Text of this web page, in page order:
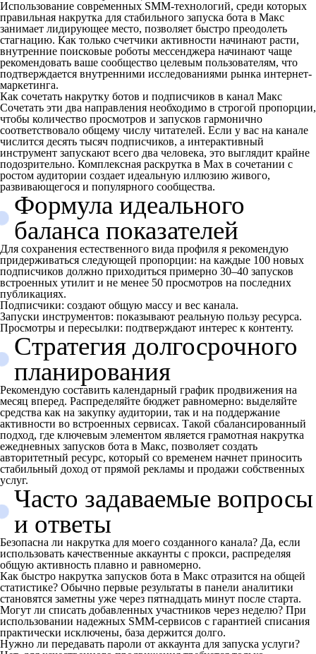
Использование современных SMM-технологий, среди которых
правильная накрутка для стабильного запуска бота в Макс
занимает лидирующее место, позволяет быстро преодолеть
стагнацию. Как только счетчики активности начинают расти,
внутренние поисковые роботы мессенджера начинают чаще
рекомендовать ваше сообщество целевым пользователям, что
подтверждается внутренними исследованиями рынка интернет-
маркетинга.
Как сочетать накрутку ботов и подписчиков в канал Макс
Сочетать эти два направления необходимо в строгой пропорции,
чтобы количество просмотров и запусков гармонично
соответствовало общему числу читателей. Если у вас на канале
числится десять тысяч подписчиков, а интерактивный
инструмент запускают всего два человека, это выглядит крайне
подозрительно. Комплексная раскрутка в Max в сочетании с
ростом аудитории создает идеальную иллюзию живого,
развивающегося и популярного сообщества.
Формула идеального
баланса показателей
Для сохранения естественного вида профиля я рекомендую
придерживаться следующей пропорции: на каждые 100 новых
подписчиков должно приходиться примерно 30–40 запусков
встроенных утилит и не менее 50 просмотров на последних
публикациях.
Подписчики: создают общую массу и вес канала.
Запуски инструментов: показывают реальную пользу ресурса.
Просмотры и пересылки: подтверждают интерес к контенту.
Стратегия долгосрочного
планирования
Рекомендую составить календарный график продвижения на
месяц вперед. Распределяйте бюджет равномерно: выделяйте
средства как на закупку аудитории, так и на поддержание
активности во встроенных сервисах. Такой сбалансированный
подход, где ключевым элементом является грамотная накрутка
ежедневных запусков бота в Макс, позволяет создать
авторитетный ресурс, который со временем начнет приносить
стабильный доход от прямой рекламы и продажи собственных
услуг.
Часто задаваемые вопросы
и ответы
Безопасна ли накрутка для моего созданного канала? Да, если
использовать качественные аккаунты с прокси, распределяя
общую активность плавно и равномерно.
Как быстро накрутка запусков бота в Макс отразится на общей
статистике? Обычно первые результаты в панели аналитики
становятся заметны уже через пятнадцать минут после старта.
Могут ли списать добавленных участников через неделю? При
использовании надежных SMM-сервисов с гарантией списания
практически исключены, база держится долго.
Нужно ли передавать пароли от аккаунта для запуска услуги?